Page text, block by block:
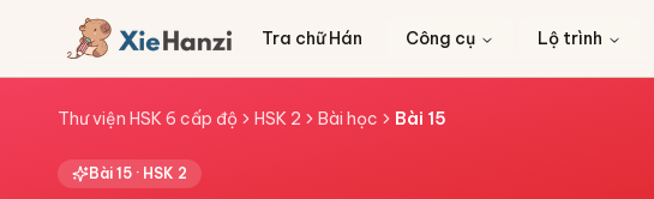
Tra chữ Hán Công cụ Lộ trình
Thư viện HSK 6 cấp độ HSK 2 Bài học Bài 15
Bài 15 · HSK 2